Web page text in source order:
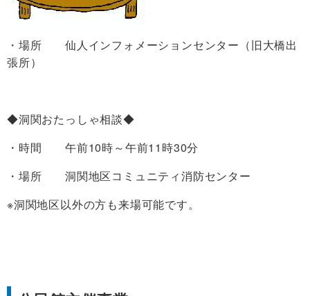
・場所 仙人インフォメーションセンター（旧大橋出
張所）
◆洞関おたっしゃ相談◆
・時間 午前10時～午前11時30分
・場所 洞関地区コミュニティ消防センター
※洞関地区以外の方も来場可能です。